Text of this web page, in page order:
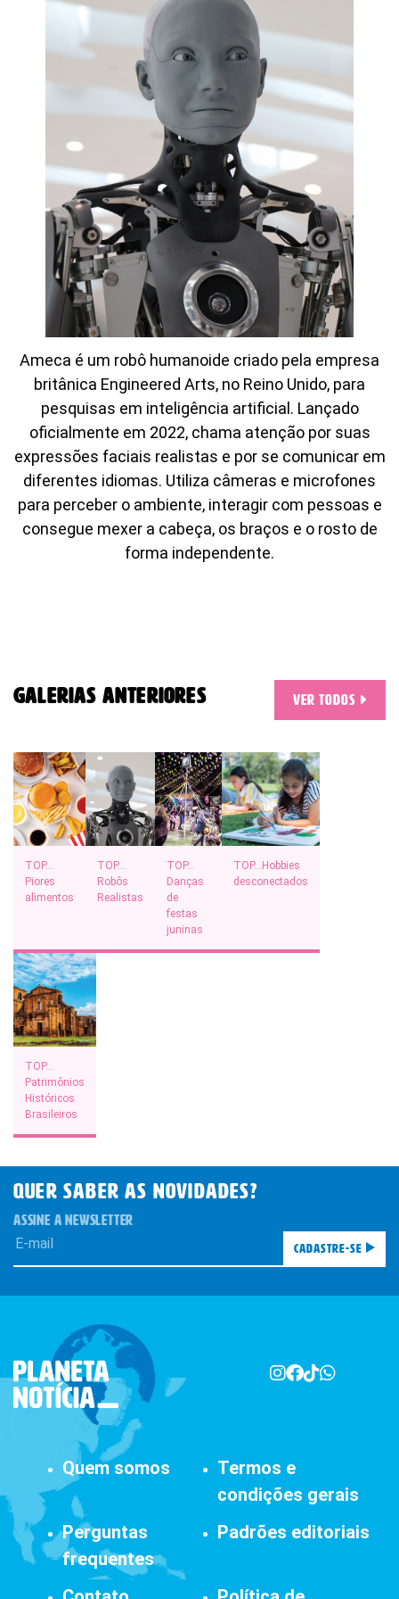
Ameca é um robô humanoide criado pela empresa
britânica Engineered Arts, no Reino Unido, para
pesquisas em inteligência artificial. Lançado
oficialmente em 2022, chama atenção por suas
expressões faciais realistas e por se comunicar em
diferentes idiomas. Utiliza câmeras e microfones
para perceber o ambiente, interagir com pessoas e
consegue mexer a cabeça, os braços e o rosto de
forma independente.
Galerias anteriores Ver todos
TOP…
Piores
alimentos
TOP…
Robôs
Realistas
TOP…
Danças
de
festas
juninas
TOP…Hobbies
desconectados
TOP…
Patrimônios
Históricos
Brasileiros
QUER SABER AS novidades?
ASSINE A NEWSLETTER
Cadastre-se
Quem somos
Termos e
condições gerais
Perguntas
frequentes
Padrões editoriais
Você atingiu o limite de acessos
gratuitos!
Jornal
Impresso +
Plano anual:
R$ 280.00 ou
10x R$ 28,00
Plano anual:
R$ 240.00 ou
10x R$ 24,00
Digital
Plano anual: R$ 180.00 ou 10x R$
É um professor ou uma escola?Clique aqui